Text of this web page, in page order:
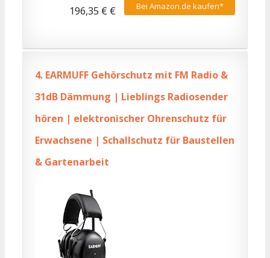
Bei Amazon.de kaufen*
196,35 € €
4. EARMUFF Gehörschutz mit FM Radio &
31dB Dämmung | Lieblings Radiosender
hören | elektronischer Ohrenschutz für
Erwachsene | Schallschutz für Baustellen
& Gartenarbeit